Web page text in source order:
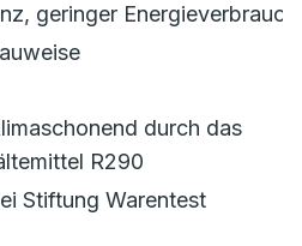
geringer Energieverbrauch
durch das
R290
Stiftung Warentest